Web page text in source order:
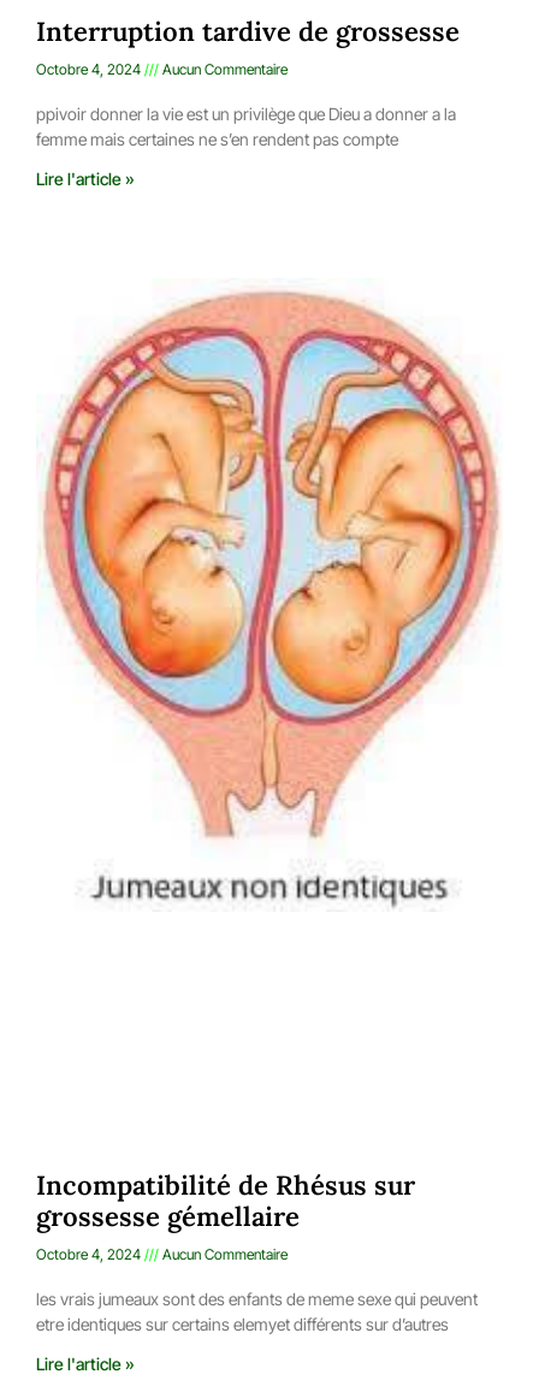
Interruption tardive de grossesse
Octobre 4, 2024 Aucun Commentaire
ppivoir donner la vie est un privilège que Dieu a donner a la
femme mais certaines ne s’en rendent pas compte
Lire l'article »
Incompatibilité de Rhésus sur
grossesse gémellaire
Octobre 4, 2024 Aucun Commentaire
les vrais jumeaux sont des enfants de meme sexe qui peuvent
etre identiques sur certains elemyet différents sur d’autres
Lire l'article »